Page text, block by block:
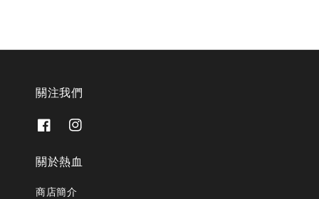
關注我們
關於熱血
商店簡介